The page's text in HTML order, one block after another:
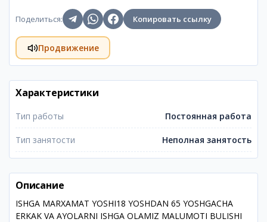
Поделиться: Копировать ссылку
Продвижение
Характеристики
Тип работы Постоянная работа
Тип занятости Неполная занятость
Описание
ISHGA MARXAMAT YOSHI18 YOSHDAN 65 YOSHGACHA
ERKAK VA AYOLARNI ISHGA OLAMIZ MALUMOTI BULISHI